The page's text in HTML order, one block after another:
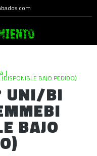
|
BAJO PEDIDO)
UNI/BI
BAJO